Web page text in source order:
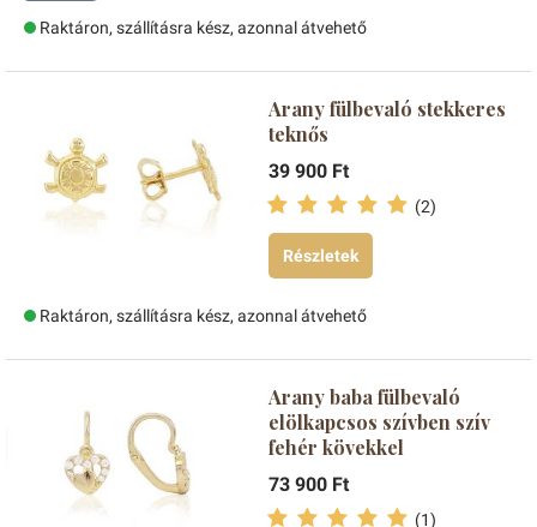
Raktáron, szállításra kész, azonnal átvehető
Arany fülbevaló stekkeres
teknős
39 900 Ft
(2)
Részletek
Raktáron, szállításra kész, azonnal átvehető
Arany baba fülbevaló
elölkapcsos szívben szív
fehér kövekkel
73 900 Ft
(1)